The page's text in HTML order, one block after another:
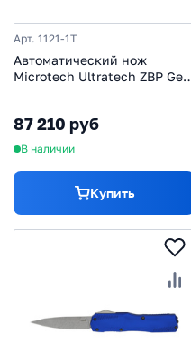
Арт. 1121-1T
Автоматический нож
Microtech Ultratech ZBP Gen
87 210 руб
В наличии
Купить